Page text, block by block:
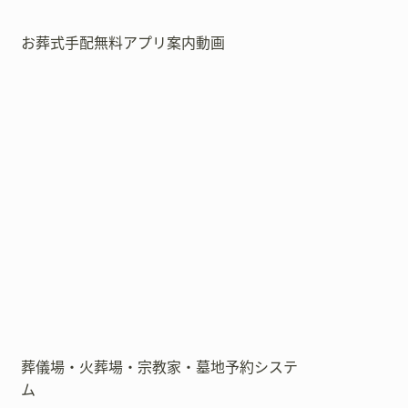
お葬式手配無料アプリ案内動画
葬儀場・火葬場・宗教家・墓地予約システ
ム